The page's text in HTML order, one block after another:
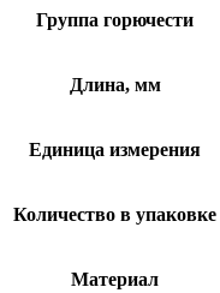
Группа горючести
Длина, мм
Единица измерения
Количество в упаковке
Материал